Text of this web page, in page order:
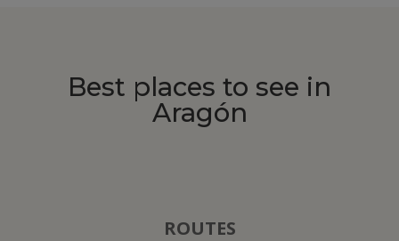
Best places to see in
Aragón
ROUTES